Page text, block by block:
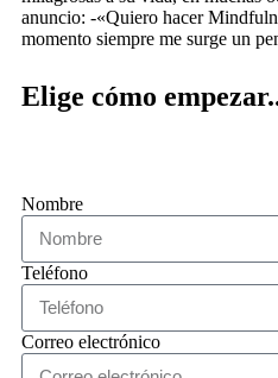
anuncio: -«Quiero hacer
momento siempre me surge un
Elige cómo
Nombre
Teléfono
Correo electrónico